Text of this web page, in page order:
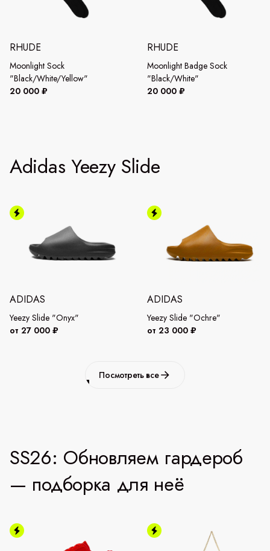
RHUDE
Moonlight Sock
"Black/White/Yellow"
20 000 ₽
RHUDE
Moonlight Badge Sock
"Black/White"
20 000 ₽
Adidas Yeezy Slide
ADIDAS
Yeezy Slide "Onyx"
от 27 000 ₽
ADIDAS
Yeezy Slide "Ochre"
от 23 000 ₽
Посмотреть все
SS26: Обновляем гардероб
— подборка для неё